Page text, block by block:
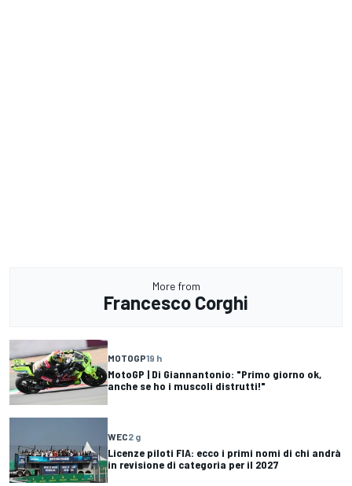
More from
Francesco Corghi
MOTOGP19 h
MotoGP | Di Giannantonio: "Primo giorno ok,
anche se ho i muscoli distrutti!"
WEC2 g
Licenze piloti FIA: ecco i primi nomi di chi andrà
in revisione di categoria per il 2027